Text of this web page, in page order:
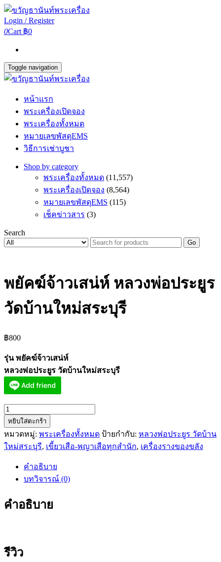
Login / Register
0Cart ฿0
Toggle navigation
หน้าแรก
พระเครื่องเปิดจอง
พระเครื่องทั้งหมด
หมายเลขพัสดุEMS
วิธีการเช่าบูชา
Shop by category
พระเครื่องทั้งหมด (11,557)
พระเครื่องเปิดจอง (8,564)
หมายเลขพัสดุEMS (115)
เช็คข่าวสาร (3)
Search
Go
พยัคฆ์จ้าวเสน่ห์ หลวงพ่อประยูร
วัดบ้านใหม่สระบุรี
฿800
รุ่น พยัคฆ์จ้าวเสน่ห์
หลวงพ่อประยูร วัดบ้านใหม่สระบุรี
จำนวน
พยัคฆ์
จ้าว
เสน่ห์
ประยูร
บ้าน
ชิ้น
หยิบใส่ตะกร้า
หมวดหมู่: พระเครื่องทั้งหมด ป้ายกำกับ: หลวงพ่อประยูร วัดบ้าน
ใหม่สระบุรี, เขี้ยวเสือ-พญาเสือทุกสำนัก, เครื่องรางของขลัง
คำอธิบาย
บทวิจารณ์ (0)
คำอธิบาย
รีวิว